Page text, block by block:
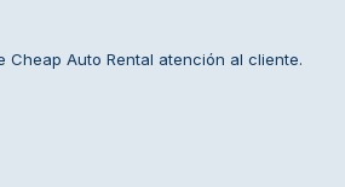
Cheap Auto Rental atención al cliente.